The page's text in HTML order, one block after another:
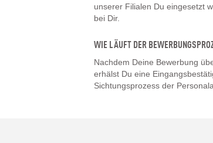
unserer Filialen Du eingesetzt
bei Dir.
WIE LÄUFT DER
Nachdem Deine Bewerbung
erhälst Du eine
Sichtungsprozess der